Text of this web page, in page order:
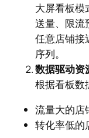
大屏看板模
送量、限流
任意店铺接
序列。
数据驱动资
根据看板数
流量大的店
转化率低的